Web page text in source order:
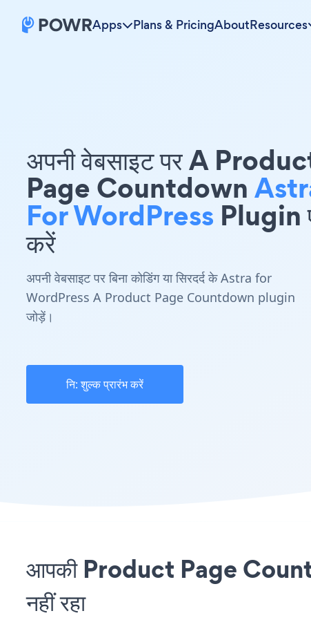
Apps Plans & PricingAboutResources
अपनी वेबसाइट पर A
Page Countdown
For WordPress Plugin
करें
अपनी वेबसाइट पर बिना कोडिंग या सिरदर्द के Astra for
WordPress A Product Page Countdown plugin
जोड़ें।
नि: शुल्क प्रारंभ करें
आपकी Product Page
नहीं रहा